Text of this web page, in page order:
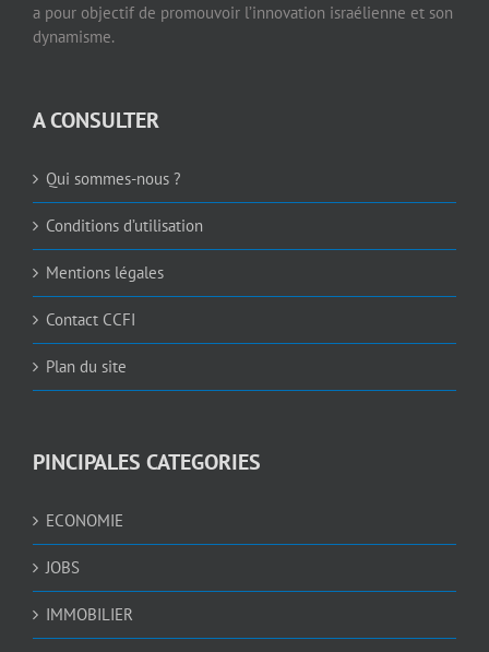
a pour objectif de promouvoir l’innovation israélienne et son
dynamisme.
A CONSULTER
Qui sommes-nous ?
Conditions d’utilisation
Mentions légales
Contact CCFI
Plan du site
PINCIPALES CATEGORIES
ECONOMIE
JOBS
IMMOBILIER